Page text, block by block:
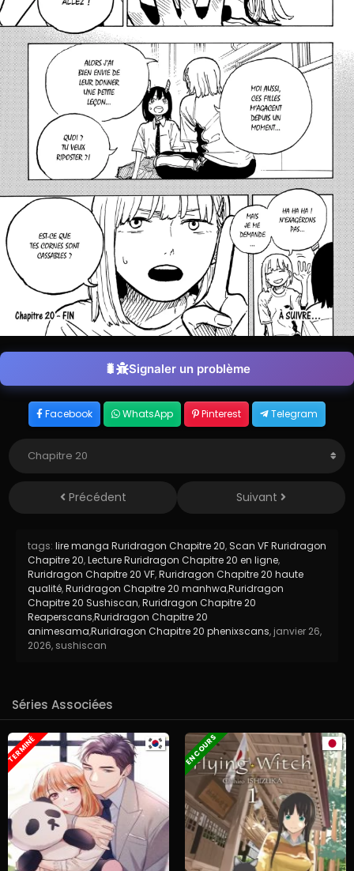
Signaler un problème
Facebook WhatsApp Pinterest Telegram
Précédent Suivant
tags: lire manga Ruridragon Chapitre 20, Scan VF Ruridragon
Chapitre 20,Lecture Ruridragon Chapitre 20 en ligne,
Ruridragon Chapitre 20 VF,Ruridragon Chapitre 20 haute
qualité,Ruridragon Chapitre 20 manhwa,Ruridragon
Chapitre 20 Sushiscan,Ruridragon Chapitre 20
Reaperscans,Ruridragon Chapitre 20
animesama,Ruridragon Chapitre 20 phenixscans, janvier 26,
2026, sushiscan
Séries Associées
TERMINÉ EN COURS